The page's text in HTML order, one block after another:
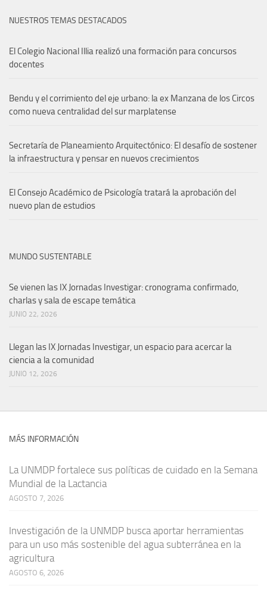
NUESTROS TEMAS DESTACADOS
El Colegio Nacional Illia realizó una formación para concursos
docentes
Bendu y el corrimiento del eje urbano: la ex Manzana de los Circos
como nueva centralidad del sur marplatense
Secretaría de Planeamiento Arquitectónico: El desafío de sostener
la infraestructura y pensar en nuevos crecimientos
El Consejo Académico de Psicología tratará la aprobación del
nuevo plan de estudios
MUNDO SUSTENTABLE
Se vienen las IX Jornadas Investigar: cronograma confirmado,
charlas y sala de escape temática
JUNIO 22, 2026
Llegan las IX Jornadas Investigar, un espacio para acercar la
ciencia a la comunidad
JUNIO 12, 2026
MÁS INFORMACIÓN
La UNMDP fortalece sus políticas de cuidado en la Semana
Mundial de la Lactancia
AGOSTO 7, 2026
Investigación de la UNMDP busca aportar herramientas
para un uso más sostenible del agua subterránea en la
agricultura
AGOSTO 6, 2026